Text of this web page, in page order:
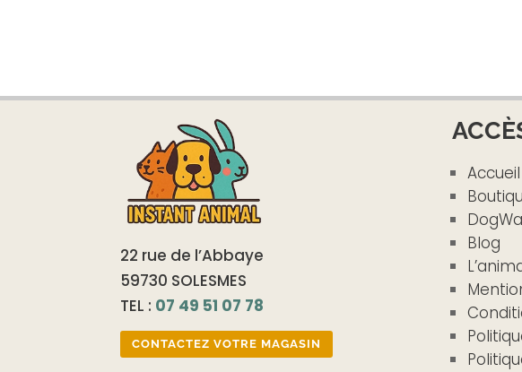
22 rue de l’Abbaye
59730 SOLESMES
TEL : 07 49 51 07 78
CONTACTEZ VOTRE MAGASIN
Accueil
Blog